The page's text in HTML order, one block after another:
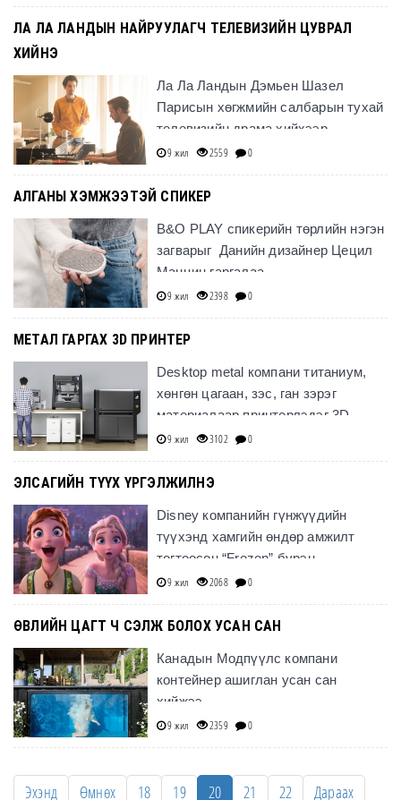
ЛА ЛА ЛАНДЫН НАЙРУУЛАГЧ ТЕЛЕВИЗИЙН ЦУВРАЛ
ХИЙНЭ
Ла Ла Ландын Дэмьен Шазел
Парисын хөгжмийн салбарын тухай
телевизийн драма хийхээр
төлөвлөж байна.
9 жил 2559 0
АЛГАНЫ ХЭМЖЭЭТЭЙ СПИКЕР
B&O PLAY спикерийн төрлийн нэгэн
загварыг Данийн дизайнер Цецил
Манцин гаргалаа.
9 жил
2398 0
МЕТАЛ ГАРГАХ 3D ПРИНТЕР
Desktop metal компани титаниум,
хөнгөн цагаан, зэс, ган зэрэг
материалаар принтерлэдэг 3D
принтерээ танилцууллаа.
9 жил 3102 0
ЭЛСАГИЙН ТҮҮХ ҮРГЭЛЖИЛНЭ
Disney компанийн гүнжүүдийн
түүхэнд хамгийн өндөр амжилт
тогтоосон “Frozen” бүрэн
хэмжээний энимэйшн киноны шинэ
анги гарахаар болжээ.
9 жил 2068 0
ӨВЛИЙН ЦАГТ Ч СЭЛЖ БОЛОХ УСАН САН
Канадын Модпүүлс компани
контейнер ашиглан усан сан
хийжээ.
9 жил
2359 0
Эхэнд Өмнөх 18 19 20 21 22 Дараах